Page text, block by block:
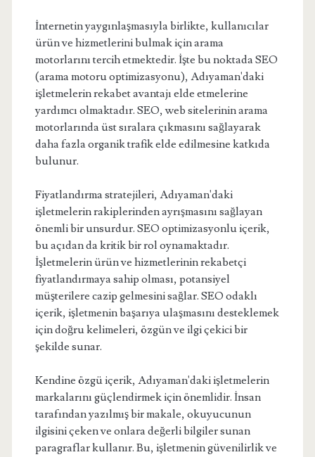
İnternetin yaygınlaşmasıyla birlikte, kullanıcılar
ürün ve hizmetlerini bulmak için arama
motorlarını tercih etmektedir. İşte bu noktada SEO
(arama motoru optimizasyonu), Adıyaman'daki
işletmelerin rekabet avantajı elde etmelerine
yardımcı olmaktadır. SEO, web sitelerinin arama
motorlarında üst sıralara çıkmasını sağlayarak
daha fazla organik trafik elde edilmesine katkıda
bulunur.
Fiyatlandırma stratejileri, Adıyaman'daki
işletmelerin rakiplerinden ayrışmasını sağlayan
önemli bir unsurdur. SEO optimizasyonlu içerik,
bu açıdan da kritik bir rol oynamaktadır.
İşletmelerin ürün ve hizmetlerinin rekabetçi
fiyatlandırmaya sahip olması, potansiyel
müşterilere cazip gelmesini sağlar. SEO odaklı
içerik, işletmenin başarıya ulaşmasını desteklemek
için doğru kelimeleri, özgün ve ilgi çekici bir
şekilde sunar.
Kendine özgü içerik, Adıyaman'daki işletmelerin
markalarını güçlendirmek için önemlidir. İnsan
tarafından yazılmış bir makale, okuyucunun
ilgisini çeken ve onlara değerli bilgiler sunan
paragraflar kullanır. Bu, işletmenin güvenilirlik ve